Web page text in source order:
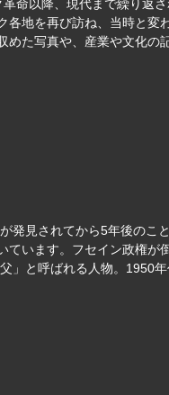
命以降、現代まで繰り返
地を再び訪ね、当時と
た写真や、産業や文化
見されてから5年後の
います。フセイン政権
と呼ばれる人物。1950